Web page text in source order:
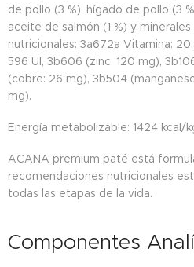
de pollo (3 %), hígado de pollo (3
aceite de salmón (1 %) y
nutricionales: 3a672a Vitamina:
596 UI, 3b606 (zinc: 120 mg),
(cobre: 26 mg), 3b504
mg).
Energía metabolizable: 1424 kcal/
ACANA premium paté está
recomendaciones nutricionales
todas las etapas de la vida.
Componentes